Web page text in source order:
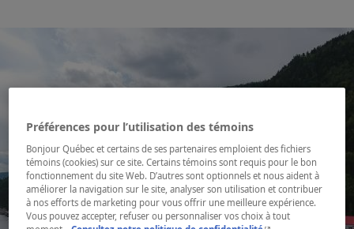
Préférences pour l’utilisation des témoins
Bonjour Québec et certains de ses partenaires emploient des fichiers
témoins (cookies) sur ce site. Certains témoins sont requis pour le bon
fonctionnement du site Web. D’autres sont optionnels et nous aident à
améliorer la navigation sur le site, analyser son utilisation et contribuer
à nos efforts de marketing pour vous offrir une meilleure expérience.
Vous pouvez accepter, refuser ou personnaliser vos choix à tout